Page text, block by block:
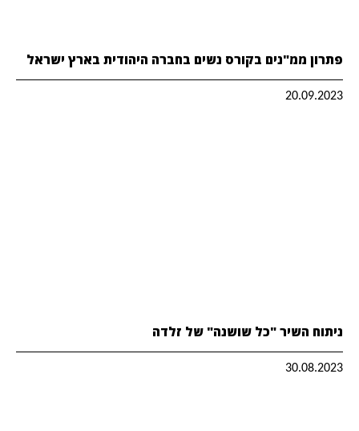
פתרון ממ"נים בקורס נשים בחברה היהודית בארץ ישראל
20.09.2023
ניתוח השיר "כל שושנה" של זלדה
30.08.2023